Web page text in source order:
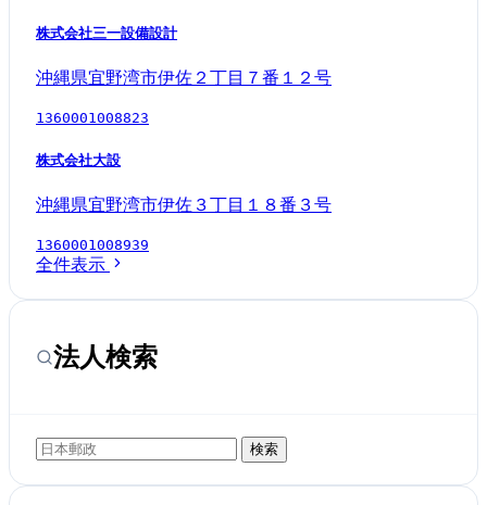
株式会社三一設備設計
沖縄県宜野湾市伊佐２丁目７番１２号
1360001008823
株式会社大設
沖縄県宜野湾市伊佐３丁目１８番３号
1360001008939
全件表示
法人検索
検索